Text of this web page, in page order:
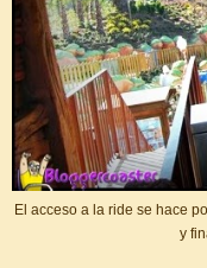
El acceso a la ride se hace
y